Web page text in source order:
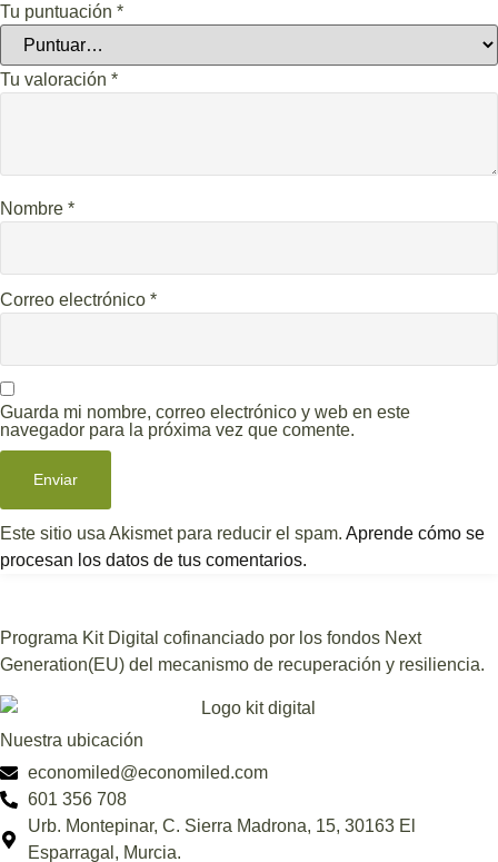
Tu puntuación *
Tu valoración *
Nombre *
Correo electrónico *
Guarda mi nombre, correo electrónico y web en este
navegador para la próxima vez que comente.
Este sitio usa Akismet para reducir el spam. Aprende cómo se
procesan los datos de tus comentarios.
Programa Kit Digital cofinanciado por los fondos Next
Generation(EU) del mecanismo de recuperación y resiliencia.
Nuestra ubicación
economiled@economiled.com
601 356 708
Urb. Montepinar, C. Sierra Madrona, 15, 30163 El
Esparragal, Murcia.